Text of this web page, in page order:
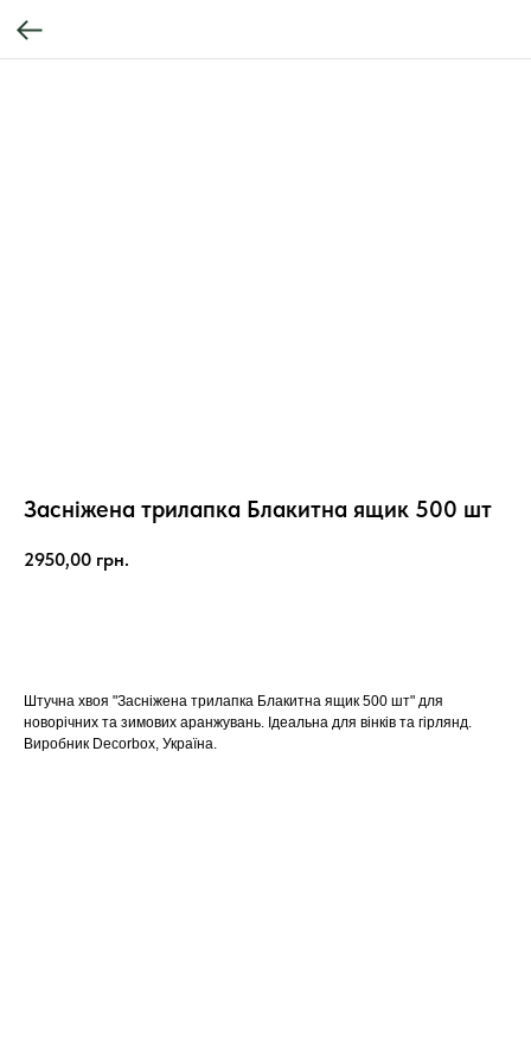
Засніжена трилапка Блакитна ящик 500 шт
2950,00 грн.
Штучна хвоя "Засніжена трилапка Блакитна ящик 500 шт" для
новорічних та зимових аранжувань. Ідеальна для вінків та гірлянд.
Виробник Decorbox, Україна.